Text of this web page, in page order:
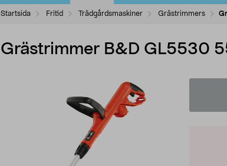
Startsida Fritid Trädgårdsmaskiner Grästrimmers
Grästrimmer B&D GL5530